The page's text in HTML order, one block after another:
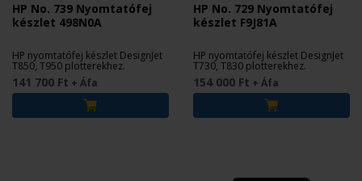
HP No. 739 Nyomtatófej
készlet 498N0A
HP nyomtatófej készlet DesignJet
T850, T950 plotterekhez.
141 700 Ft + Áfa
HP No. 729 Nyomtatófej
készlet F9J81A
HP nyomtatófej készlet DesignJet
T730, T830 plotterekhez.
154 000 Ft + Áfa